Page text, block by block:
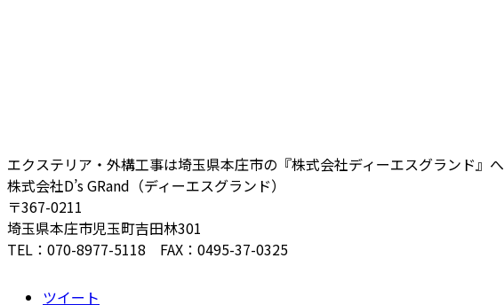
エクステリア・外構工事は埼玉県本庄市の『株式会社ディーエスグランド』へ
株式会社D’s GRand（ディーエスグランド）
〒367-0211
埼玉県本庄市児玉町吉田林301
TEL：070-8977-5118 FAX：0495-37-0325
ツイート